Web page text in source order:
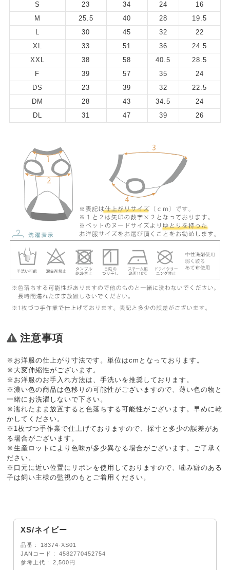
S
23 34 24
16
M
25.5 40 28
19.5
L
30 45 32
22
XL
33 51 36
24.5
XXL
38 58 40.5
28.5
F
39 57 35
24
DS
23 39 32
22.5
DM
28 43 34.5
24
DL
31 47 39 26
注意事項
※お洋服の仕上がり寸法です。単位はcmとなっております。
※大変伸縮性がございます。
※お洋服のお手入れ方法は、手洗いを推奨しております。
※濃い色の商品は色移りの可能性がございますので、薄い色の物と
一緒にお洗濯しないで下さい。
※濡れたまま放置すると色落ちする可能性がございます。早めに乾
かしてください。
※1枚づつ手作業で仕上げておりますので、採寸と多少の誤差があ
る場合がございます。
※生産ロットにより色味が多少異なる場合がございます。ご了承く
ださい。
※口元に近い位置にリボンを使用しておりますので、噛み癖のある
子は飼い主様の監視のもとご着用ください。
XS/ネイビー
品番
18374-XS01
JANコード
4582770452754
参考上代
2,500円